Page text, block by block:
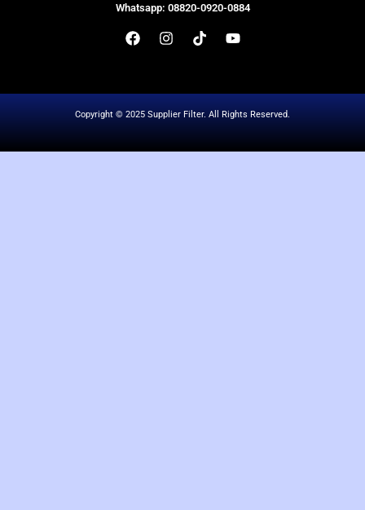
Whatsapp: 08820-0920-0884
Copyright © 2025 Supplier Filter. All Rights Reserved.